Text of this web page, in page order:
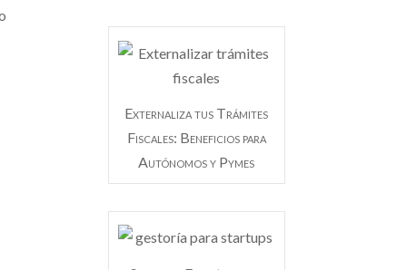
Externaliza tus Trámites
Fiscales: Beneficios para
Autónomos y Pymes